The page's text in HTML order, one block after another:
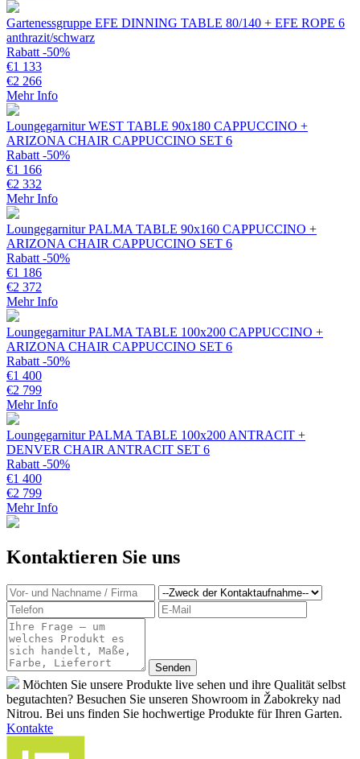
Gartenessgruppe EFE DINNING TABLE 80/140 + EFE ROPE 6
anthrazit/schwarz
Rabatt -50%
€1 133
€2 266
Mehr Info
Loungegarnitur WEST TABLE 90x180 CAPPUCCINO +
ARIZONA CHAIR CAPPUCCINO SET 6
Rabatt -50%
€1 166
€2 332
Mehr Info
Loungegarnitur PALMA TABLE 90x160 CAPPUCCINO +
ARIZONA CHAIR CAPPUCCINO SET 6
Rabatt -50%
€1 186
€2 372
Mehr Info
Loungegarnitur PALMA TABLE 100x200 CAPPUCCINO +
ARIZONA CHAIR CAPPUCCINO SET 6
Rabatt -50%
€1 400
€2 799
Mehr Info
Loungegarnitur PALMA TABLE 100x200 ANTRACIT +
DENVER CHAIR ANTRACIT SET 6
Rabatt -50%
€1 400
€2 799
Mehr Info
Kontaktieren Sie uns
Möchten Sie unsere Produkte live sehen und ihre Qualität selbst
begutachten? Besuchen Sie unseren Showroom in Žabokreky nad
Nitrou. Bei uns finden Sie hochwertige Produkte für Ihren Garten.
Kontakte